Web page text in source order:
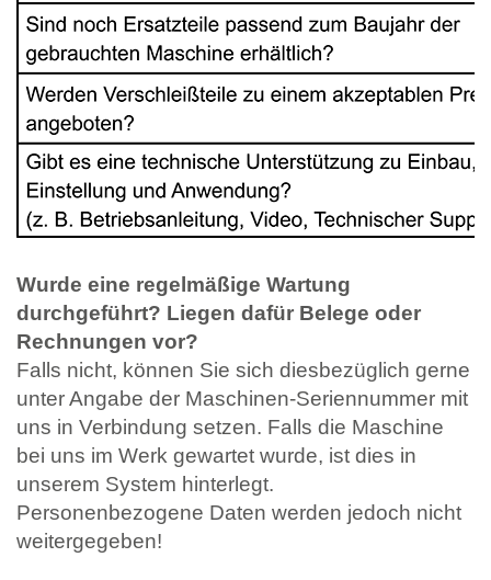
Wurde eine regelmäßige Wartung
durchgeführt? Liegen dafür Belege oder
Rechnungen vor?
Falls nicht, können Sie sich diesbezüglich gerne
unter Angabe der Maschinen-Seriennummer mit
uns in Verbindung setzen. Falls die Maschine
bei uns im Werk gewartet wurde, ist dies in
unserem System hinterlegt.
Personenbezogene Daten werden jedoch nicht
weitergegeben!